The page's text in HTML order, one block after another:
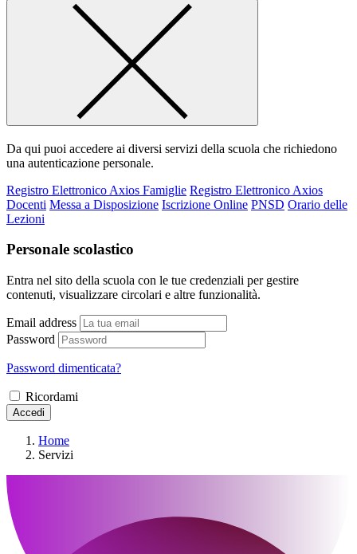
Da qui puoi accedere ai diversi servizi della scuola che richiedono
una autenticazione personale.
Registro Elettronico Axios Famiglie Registro Elettronico Axios
Docenti Messa a Disposizione Iscrizione Online PNSD Orario delle
Lezioni
Personale scolastico
Entra nel sito della scuola con le tue credenziali per gestire
contenuti, visualizzare circolari e altre funzionalità.
Email address
Password
Password dimenticata?
Ricordami
Accedi
Home
Servizi